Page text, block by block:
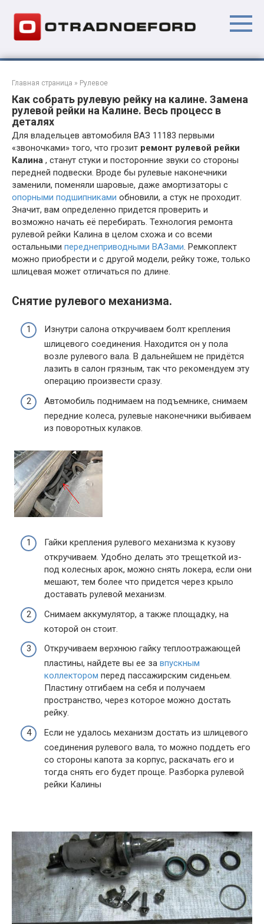
контенту
Главная страница » Рулевое
Как собрать рулевую рейку на калине. Замена
рулевой рейки на Калине. Весь процесс в
деталях
Для владельцев автомобиля ВАЗ 11183 первыми
«звоночками» того, что грозит ремонт рулевой рейки
Калина , станут стуки и посторонние звуки со стороны
передней подвески. Вроде бы рулевые наконечники
заменили, поменяли шаровые, даже амортизаторы с
опорными подшипниками обновили, а стук не проходит.
Значит, вам определенно придется проверить и
возможно начать её перебирать. Технология ремонта
рулевой рейки Калина в целом схожа и со всеми
остальными переднеприводными ВАЗами. Ремкоплект
можно приобрести и с другой модели, рейку тоже, только
шлицевая может отличаться по длине.
Снятие рулевого механизма.
Изнутри салона откручиваем болт крепления
шлицевого соединения. Находится он у пола
возле рулевого вала. В дальнейшем не придётся
лазить в салон грязным, так что рекомендуем эту
операцию произвести сразу.
Автомобиль поднимаем на подъемнике, снимаем
передние колеса, рулевые наконечники выбиваем
из поворотных кулаков.
Гайки крепления рулевого механизма к кузову
откручиваем. Удобно делать это трещеткой из-
под колесных арок, можно снять локера, если они
мешают, тем более что придется через крыло
доставать рулевой механизм.
Снимаем аккумулятор, а также площадку, на
которой он стоит.
Откручиваем верхнюю гайку теплоотражающей
пластины, найдете вы ее за впускным
коллектором перед пассажирским сиденьем.
Пластину отгибаем на себя и получаем
пространство, через которое можно достать
рейку.
Если не удалось механизм достать из шлицевого
соединения рулевого вала, то можно поддеть его
со стороны капота за корпус, раскачать его и
тогда снять его будет проще. Разборка рулевой
рейки Калины